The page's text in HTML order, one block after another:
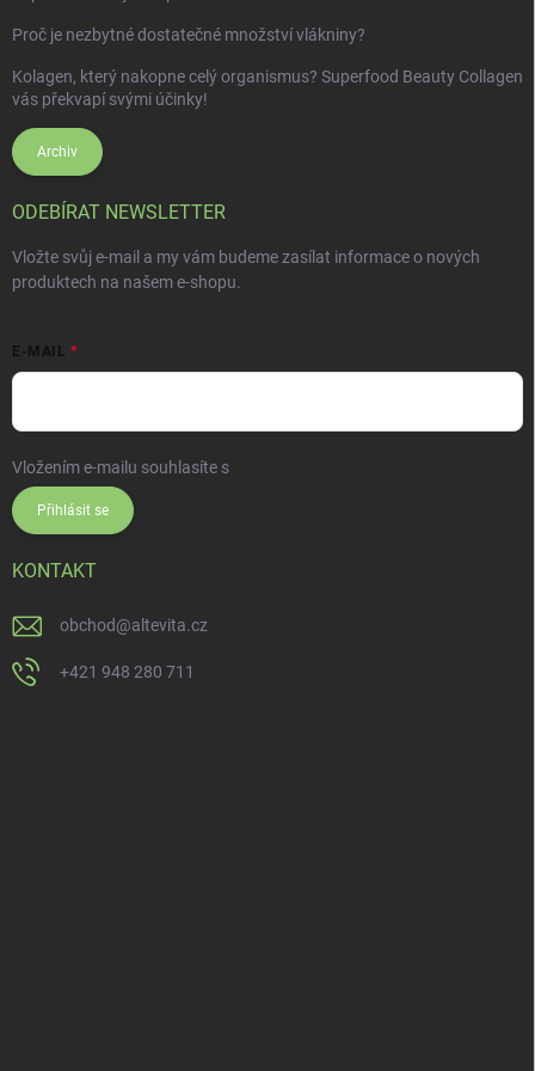
Proč je nezbytné dostatečné množství vlákniny?
Kolagen, který nakopne celý organismus? Superfood Beauty Collagen
vás překvapí svými účinky!
Archiv
ODEBÍRAT NEWSLETTER
Vložte svůj e-mail a my vám budeme zasílat informace o nových
produktech na našem e-shopu.
E-MAIL
Vložením e-mailu souhlasíte s
Přihlásit se
KONTAKT
obchod@altevita.cz
+421 948 280 711